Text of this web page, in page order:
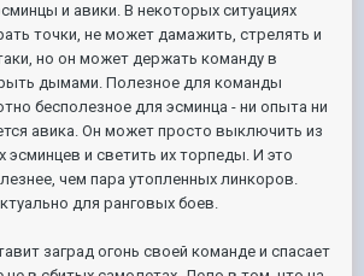
и авики. В некоторых ситуациях
точки, не может дамажить, стрелять и
но он может держать команду в
дымами. Полезное для команды
бесполезное для эсминца - ни опыта ни
авика. Он может просто выключить из
эсминцев и светить их торпеды. И это
чем пара утопленных линкоров.
для ранговых боев.
заград огонь своей команде и спасает